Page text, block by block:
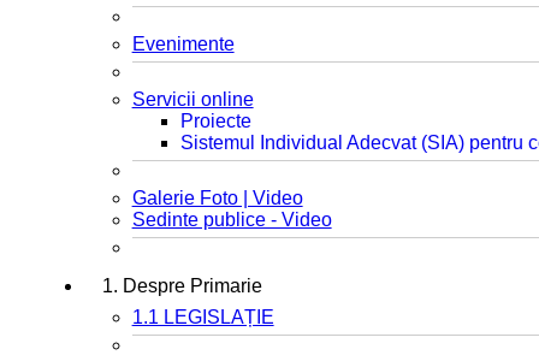
Evenimente
Servicii online
Proiecte
Sistemul Individual Adecvat (SIA) pentru
Galerie Foto | Video
Sedinte publice - Video
1. Despre Primarie
1.1 LEGISLAȚIE